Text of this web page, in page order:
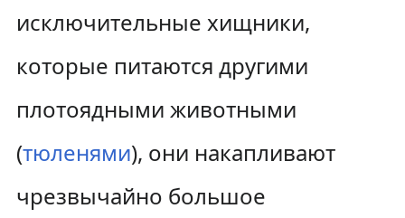
исключительные хищники,
которые питаются другими
плотоядными животными
(тюленями), они накапливают
чрезвычайно большое